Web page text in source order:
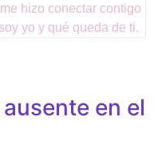
hizo conectar contigo
yo y qué queda de ti.
en el